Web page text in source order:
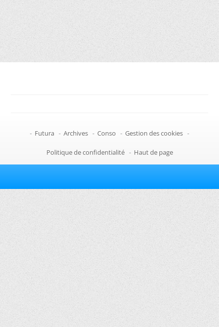
- Futura - Archives - Conso - Gestion des cookies -
Politique de confidentialité - Haut de page